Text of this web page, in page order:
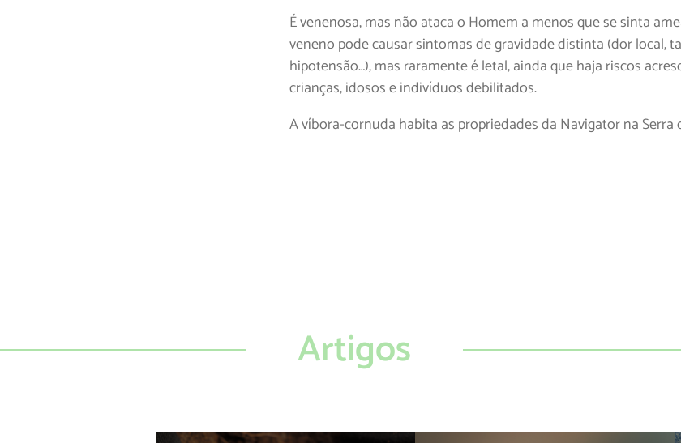
É venenosa, mas não ataca o Homem a menos que se sinta
veneno pode causar sintomas de gravidade distinta (dor local,
hipotensão…), mas raramente é letal, ainda que haja riscos
crianças, idosos e indivíduos debilitados.
A víbora-cornuda habita as propriedades da Navigator na Serra
Artigos